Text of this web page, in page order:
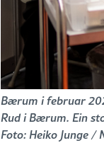
Bærum i februar
Rud i Bærum. Ein
Foto: Heiko Junge /